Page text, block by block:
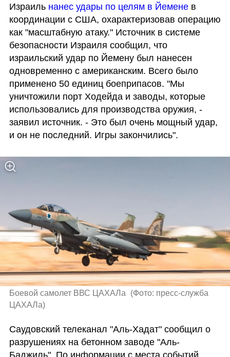
Израиль нанес удары по целям в Йемене в
координации с США, охарактеризовав операцию
как "масштабную атаку." Источник в системе
безопасности Израиля сообщил, что
израильский удар по Йемену был нанесен
одновременно с американским. Всего было
применено 50 единиц боеприпасов. "Мы
уничтожили порт Ходейда и заводы, которые
использовались для производства оружия, -
заявил источник. - Это был очень мощный удар,
и он не последний. Игры закончились".
Боевой самолет ВВС ЦАХАЛа (Фото: пресс-служба
ЦАХАЛа)
Саудовский телеканал "Аль-Хадат" сообщил о
разрушениях на бетонном заводе "Аль-